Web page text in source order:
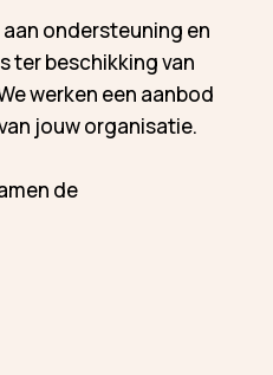
ondersteuning en
ter beschikking van
werken een aanbod
jouw organisatie.
de